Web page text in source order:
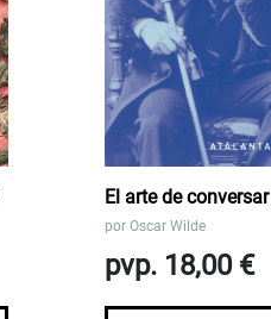
El arte de conversar
porOscar Wilde
pvp. 18,00 €